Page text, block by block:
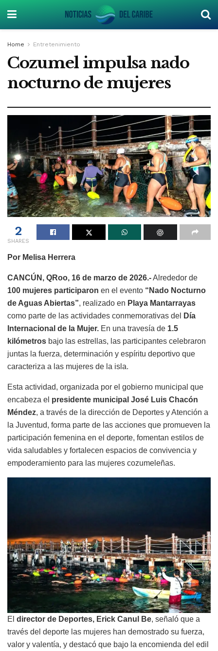
Home Entretenimiento
Cozumel impulsa nado
nocturno de mujeres
2
SHARES
Por Melisa Herrera
CANCÚN, QRoo, 16 de marzo de 2026.-Alrededor de
100 mujeres participaron en el evento “Nado Nocturno
de Aguas Abiertas”, realizado en Playa Mantarrayas
como parte de las actividades conmemorativas del
Día
Internacional de la Mujer. En una travesía de 1.5
kilómetros bajo las estrellas, las participantes celebraron
juntas la fuerza, determinación y espíritu deportivo que
caracteriza a las mujeres de la isla.
Esta actividad, organizada por el gobierno municipal que
encabeza el presidente municipal José Luis Chacón
Méndez, a través de la dirección de Deportes y Atención a
la Juventud, forma parte de las acciones que promueven la
participación femenina en el deporte, fomentan estilos de
vida saludables y fortalecen espacios de convivencia y
empoderamiento para las mujeres cozumeleñas.
El director de Deportes, Erick Canul Be, señaló que a
través del deporte las mujeres han demostrado su fuerza,
valor y valentía, y destacó que bajo la encomienda del edil